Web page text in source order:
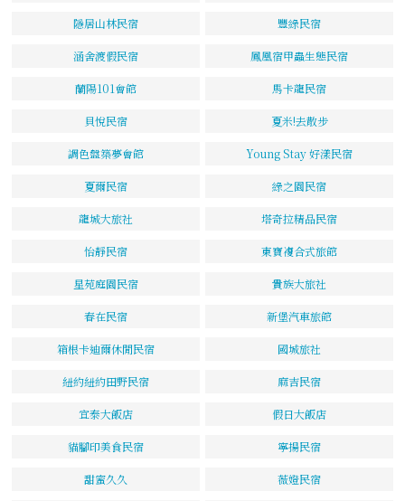
隱居山林民宿 豐綠民宿
涵舍渡假民宿 鳳凰宿甲蟲生態民宿
蘭陽101會館 馬卡龍民宿
貝悅民宿 夏米!去散步
調色盤築夢會館 Young Stay 好漾民宿
夏爾民宿 綠之園民宿
龍城大旅社 塔奇拉精品民宿
怡靜民宿 東寶複合式旅館
星苑庭園民宿 貴族大旅社
春在民宿 新堡汽車旅館
箱根卡迪爾休閒民宿 國城旅社
紐約紐約田野民宿 麻吉民宿
宜泰大飯店 假日大飯店
貓腳印美食民宿 寧揚民宿
甜蜜久久 薇嬁民宿